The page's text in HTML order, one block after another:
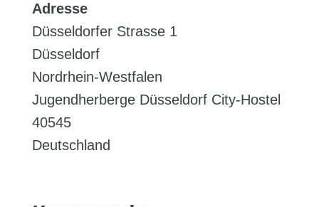
Adresse
Düsseldorfer Strasse 1
Düsseldorf
Nordrhein-Westfalen
Jugendherberge Düsseldorf City-Hostel
40545
Deutschland